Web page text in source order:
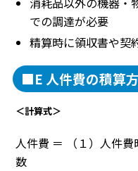
での調達が必要
精算時に領収書や契
■E 人件費の積算
＜計算式＞
人件費 ＝ （１）人件
数